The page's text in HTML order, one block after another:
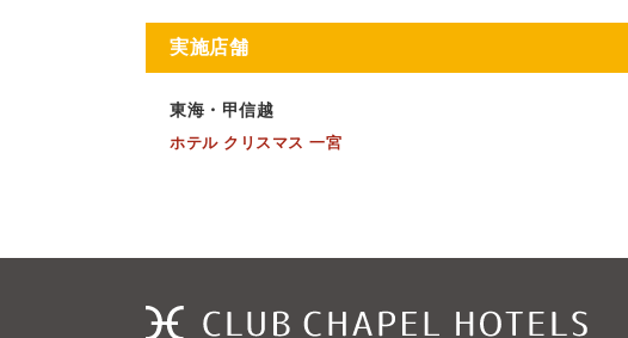
実施店舗
東海・甲信越
ホテル クリスマス 一宮